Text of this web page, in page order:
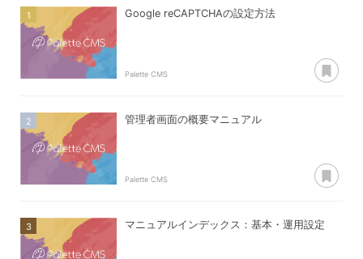
Google reCAPTCHAの設定方法
Palette CMS
管理者画面の概要マニュアル
Palette CMS
マニュアルインデックス：基本・運用設定